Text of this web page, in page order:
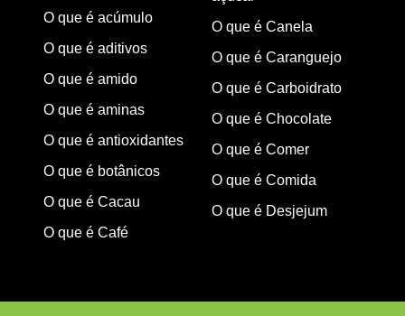
O que é acúmulo
O que é aditivos
O que é amido
O que é aminas
O que é antioxidantes
O que é botânicos
O que é Cacau
O que é Café
O que é Canela
O que é Caranguejo
O que é Carboidrato
O que é Chocolate
O que é Comer
O que é Comida
O que é Desjejum